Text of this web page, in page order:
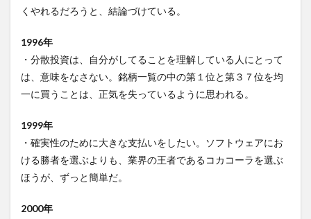
くやれるだろうと、結論づけている。
1996年
・分散投資は、自分がしてることを理解している人にとって
は、意味をなさない。銘柄一覧の中の第１位と第３７位を均
一に買うことは、正気を失っているように思われる。
1999年
・確実性のために大きな支払いをしたい。ソフトウェアにお
ける勝者を選ぶよりも、業界の王者であるコカコーラを選ぶ
ほうが、ずっと簡単だ。
2000年